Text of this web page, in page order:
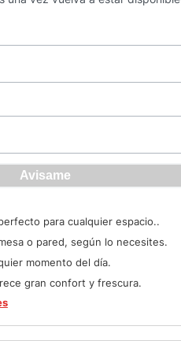
para cualquier espacio..
o pared, según lo necesites.
momento del día.
gran confort y frescura.